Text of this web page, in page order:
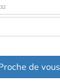
de vous